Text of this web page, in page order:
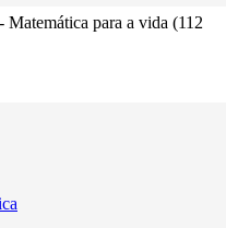
Matemática para a vida (112